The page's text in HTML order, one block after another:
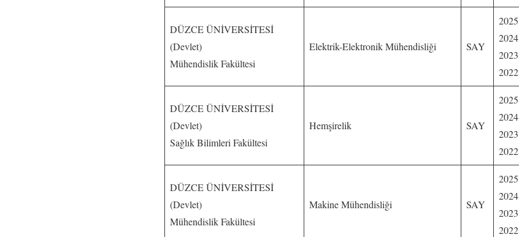
DÜZCE ÜNİVERSİTESİ
(Devlet)
Mühendislik Fakültesi
Elektrik-Elektronik Mühendisliği SAY
2025
2024
2023
2022
DÜZCE ÜNİVERSİTESİ
(Devlet)
Sağlık Bilimleri Fakültesi
Hemşirelik SAY
2025
2024
2023
2022
DÜZCE ÜNİVERSİTESİ
(Devlet)
Mühendislik Fakültesi
Makine Mühendisliği SAY
2025
2024
2023
2022